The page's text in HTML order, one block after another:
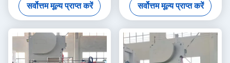
मशीन
सर्वोत्तम मूल्य प्राप्त करें
कंटेनर मशीन
सर्वोत्तम मूल्य प्राप्त करें